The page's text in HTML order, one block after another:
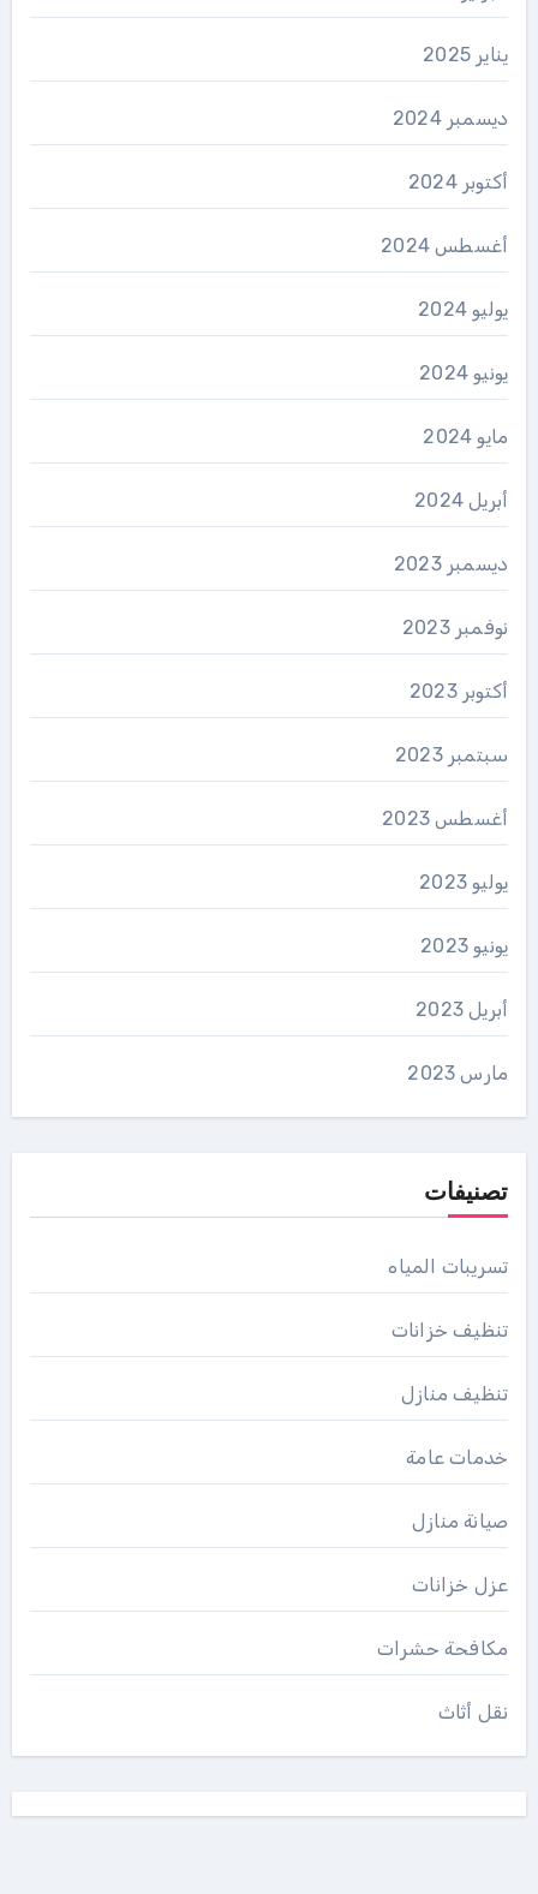
يناير 2025
ديسمبر 2024
أكتوبر 2024
أغسطس 2024
يوليو 2024
يونيو 2024
مايو 2024
أبريل 2024
ديسمبر 2023
نوفمبر 2023
أكتوبر 2023
سبتمبر 2023
أغسطس 2023
يوليو 2023
يونيو 2023
أبريل 2023
مارس 2023
تصنيفات
تسريبات المياه
تنظيف خزانات
تنظيف منازل
خدمات عامة
صيانة منازل
عزل خزانات
مكافحة حشرات
نقل أثاث